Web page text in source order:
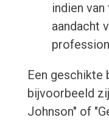
indien
aandacht
Een geschikte
bijvoorbeeld
Johnson" of